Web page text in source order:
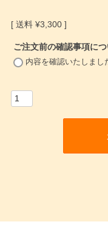
¥3,300
ご注文前の確認事項に
内容を確認いたしまし